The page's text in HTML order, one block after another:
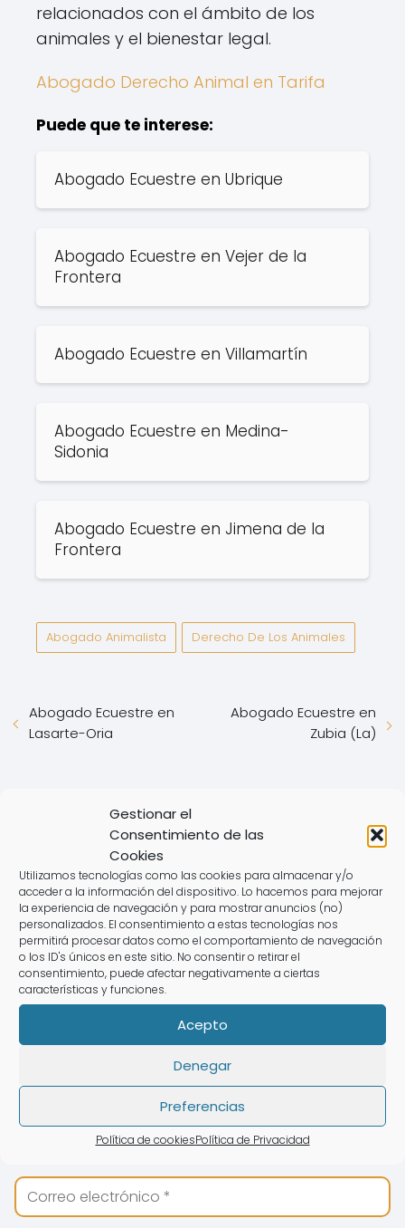
Gestionar el
Consentimiento de las
Cookies
Utilizamos tecnologías como las cookies para almacenar y/o
acceder a la información del dispositivo. Lo hacemos para mejorar
la experiencia de navegación y para mostrar anuncios (no)
personalizados. El consentimiento a estas tecnologías nos
permitirá procesar datos como el comportamiento de navegación
o los ID's únicos en este sitio. No consentir o retirar el
consentimiento, puede afectar negativamente a ciertas
características y funciones.
Acepto
Denegar
Preferencias
Política de cookiesPolítica de Privacidad
relacionados con el ámbito de los
animales y el bienestar legal.
Abogado Derecho Animal en Tarifa
Puede que te interese:
Abogado Ecuestre en Ubrique
Abogado Ecuestre en Vejer de la
Frontera
Abogado Ecuestre en Villamartín
Abogado Ecuestre en Medina-
Sidonia
Abogado Ecuestre en Jimena de la
Frontera
Abogado Animalista Derecho De Los Animales
Abogado Ecuestre en
Lasarte-Oria
Abogado Ecuestre en
Zubia (La)
Abogado Tarjeta Revolving en
Tarifa
Deja una respuesta